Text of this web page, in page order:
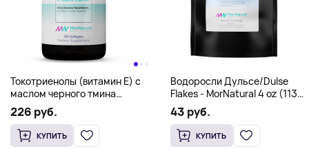
Токотриенолы (витамин E) с
маслом черного тмина
TriE&BlackCumin - MorNatural
60 softgels
226 руб.
КУПИТЬ
Водоросли Дульсе/Dulse
Flakes - MorNatural 4 oz (113
g)
43 руб.
КУПИТЬ